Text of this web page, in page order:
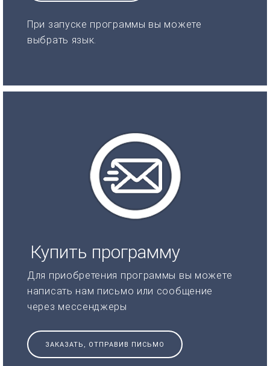
При запуске программы вы можете
выбрать язык.
Купить программу
Для приобретения программы вы можете
написать нам письмо или сообщение
через мессенджеры
ЗАКАЗАТЬ, ОТПРАВИВ ПИСЬМО